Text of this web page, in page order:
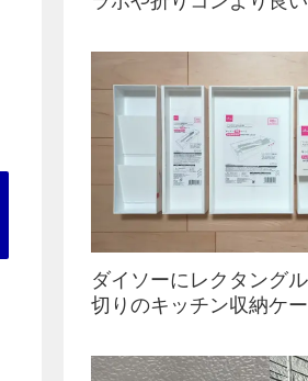
ダイソーにレクタング
切りのキッチン収納ケ